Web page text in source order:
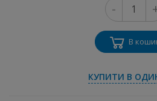
-
В
КУПИТИ В